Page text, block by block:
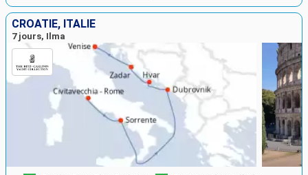
CROATIE, ITALIE
7 jours, Ilma